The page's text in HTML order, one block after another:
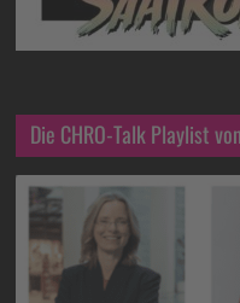
Die CHRO-Talk Playlist